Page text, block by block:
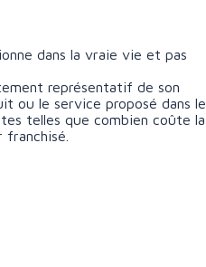
dans la vraie vie et pas
représentatif de son
ou le service proposé dans le
telles que combien coûte la